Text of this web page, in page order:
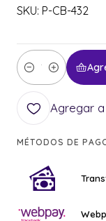
SKU: P-CB-432
Cantidad
Agregar
MÉTODOS DE